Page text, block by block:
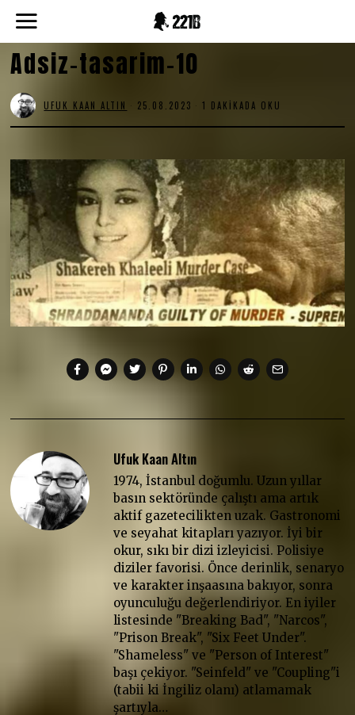
Adsiz-tasarim-10
UFUK KAAN ALTIN 25.08.2023 1 DAKIKADA OKU
Ufuk Kaan Altın
1974, İstanbul doğumlu. Uzun yıllar
basın sektöründe çalıştı ama artık
aktif gazetecilikten uzak. Gastronomi
ve seyahat kitapları yazıyor. İyi bir
okur, sıkı bir dizi izleyicisi. Polisiye
diziler favorisi. Önce derinlik, senaryo
ve karakter inşaasına bakıyor, sonra
oyunculuğu değerlendiriyor. En iyiler
listesinde "Breaking Bad", "Narcos",
"Prison Break", "Six Feet Under".
"Shameless" ve "Person of Interest"
başı çekiyor. "Seinfeld" ve "Coupling"i
(tabii ki İngiliz olanı) atlamamak
şartıyla…